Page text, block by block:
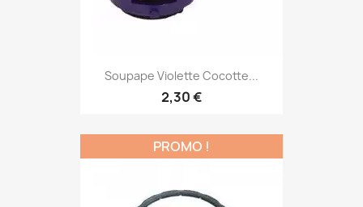
Soupape Violette Cocotte...
2,30 €
PROMO !